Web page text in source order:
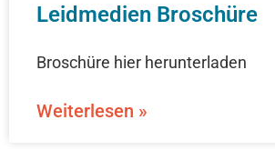
Leidmedien Broschüre
Broschüre hier herunterladen
Weiterlesen »